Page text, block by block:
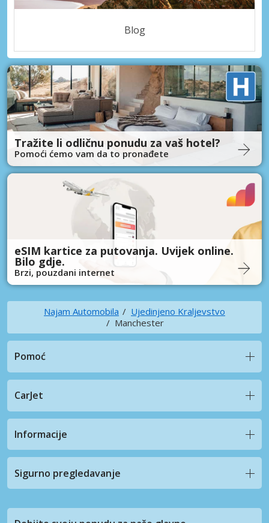
Blog
Tražite li odličnu ponudu za vaš hotel?
Pomoći ćemo vam da to pronađete
eSIM kartice za putovanja. Uvijek online.
Bilo gdje.
Brzi, pouzdani internet
Najam Automobila
Ujedinjeno Kraljevstvo
Manchester
Pomoć
CarJet
Informacije
Sigurno pregledavanje